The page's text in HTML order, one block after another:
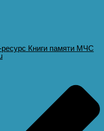
Книги памяти МЧС